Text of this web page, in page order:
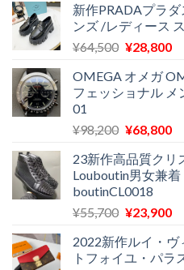
¥29,300
で
し
は
で
新作PRADAプラ
ンズ /レディース
¥64,500 元
価
格
¥64,500
し
た。
¥28,800現
の
価
は
で
OMEGA オメガ
フェッショナル メ
01
¥98,200 元
価
格
は
¥98,200
し
た。
¥68,800現
の
価
は
で
23新作高品質クリ
Louboutin男女兼
boutinCL0018
¥55,700 元
価
格
¥23,900現
の
価
2022新作ルイ・ヴ
トフォイユ・パ